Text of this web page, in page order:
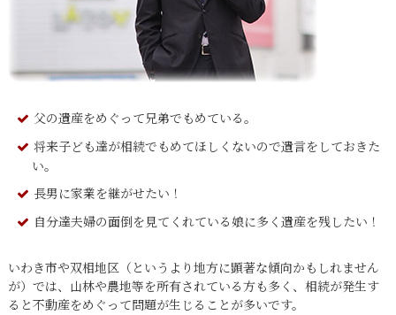
父の遺産をめぐって兄弟でもめている。
将来子ども達が相続でもめてほしくないので遺言をしておきた
い。
長男に家業を継がせたい！
自分達夫婦の面倒を見てくれている娘に多く遺産を残したい！
いわき市や双相地区（というより地方に顕著な傾向かもしれません
が）では、山林や農地等を所有されている方も多く、相続が発生す
ると不動産をめぐって問題が生じることが多いです。